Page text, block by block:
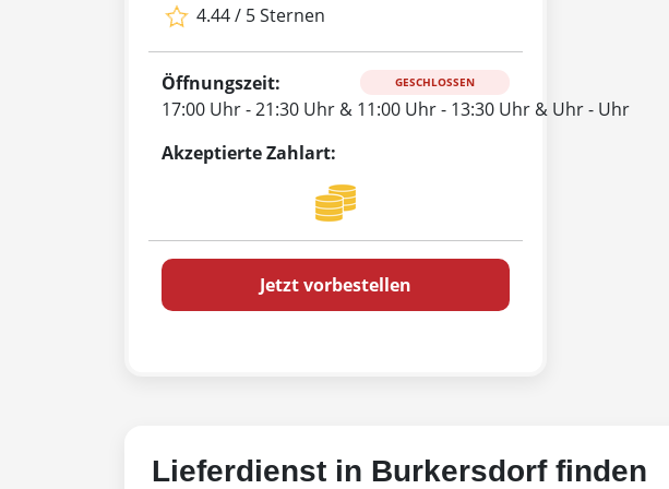
4.44 / 5 Sternen
Öffnungszeit: GESCHLOSSEN
17:00 Uhr - 21:30 Uhr & 11:00 Uhr - 13:30 Uhr & Uhr - Uhr
Akzeptierte Zahlart:
Jetzt vorbestellen
Lieferdienst in Burkersdorf finden